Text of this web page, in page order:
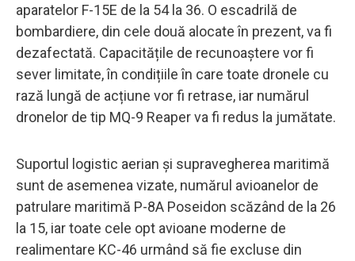
aparatelor F-15E de la 54 la 36. O escadrilă de
bombardiere, din cele două alocate în prezent, va fi
dezafectată. Capacitățile de recunoaștere vor fi
sever limitate, în condițiile în care toate dronele cu
rază lungă de acțiune vor fi retrase, iar numărul
dronelor de tip MQ-9 Reaper va fi redus la jumătate.
Suportul logistic aerian și supravegherea maritimă
sunt de asemenea vizate, numărul avioanelor de
patrulare maritimă P-8A Poseidon scăzând de la 26
la 15, iar toate cele opt avioane moderne de
realimentare KC-46 urmând să fie excluse din